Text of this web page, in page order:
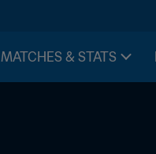
MATCHES & STATS